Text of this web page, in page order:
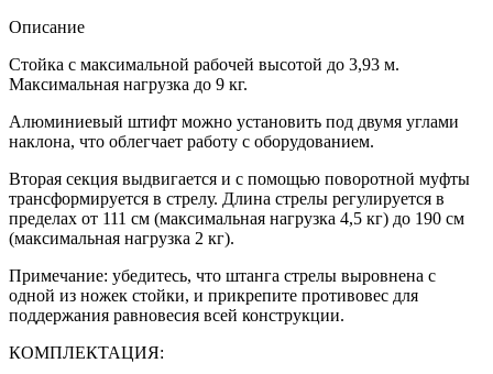
Описание
Стойка с максимальной рабочей высотой до 3,93 м.
Максимальная нагрузка до 9 кг.
Алюминиевый штифт можно установить под двумя углами
наклона, что облегчает работу с оборудованием.
Вторая секция выдвигается и с помощью поворотной муфты
трансформируется в стрелу. Длина стрелы регулируется в
пределах от 111 см (максимальная нагрузка 4,5 кг) до 190 см
(максимальная нагрузка 2 кг).
Примечание: убедитесь, что штанга стрелы выровнена с
одной из ножек стойки, и прикрепите противовес для
поддержания равновесия всей конструкции.
КОМПЛЕКТАЦИЯ: